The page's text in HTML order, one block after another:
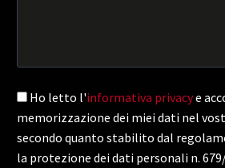
Ho letto l'informativa privacye
memorizzazione dei miei dati nel
secondo quanto stabilito dal
la protezione dei dati personali n. 679/